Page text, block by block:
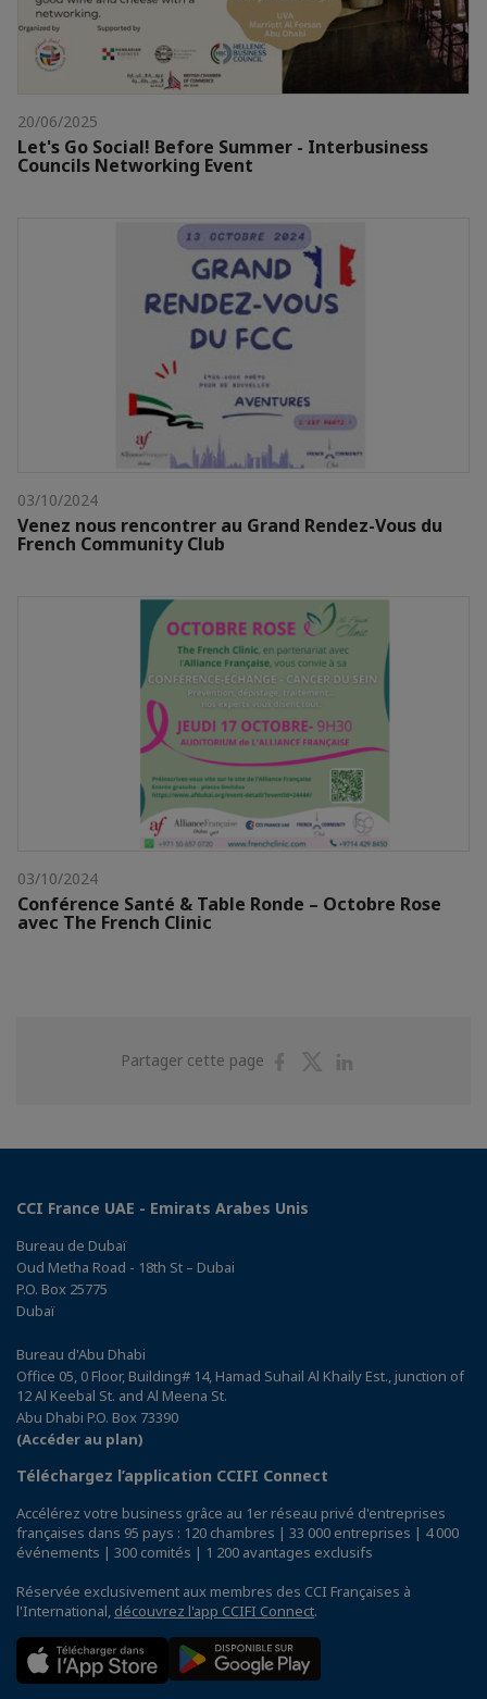
20/06/2025
Let's Go Social! Before Summer - Interbusiness
Councils Networking Event
03/10/2024
Venez nous rencontrer au Grand Rendez-Vous du
French Community Club
03/10/2024
Conférence Santé & Table Ronde – Octobre Rose
avec The French Clinic
Partager cette page
PartagerPartager
CCI France UAE - Emirats Arabes Unis
Bureau de Dubaï
Oud Metha Road - 18th St – Dubai
P.O. Box 25775
Dubaï
Bureau d'Abu Dhabi
Office 05, 0 Floor, Building# 14, Hamad Suhail Al Khaily Est., junction of
12 Al Keebal St. and Al Meena St.
Abu Dhabi P.O. Box 73390
(Accéder au plan)
Téléchargez l’application CCIFI Connect
Accélérez votre business grâce au 1er réseau privé d'entreprises
françaises dans 95 pays : 120 chambres | 33 000 entreprises | 4 000
événements | 300 comités | 1 200 avantages exclusifs
Réservée exclusivement aux membres des CCI Françaises à
l'International, découvrez l'app CCIFI Connect.